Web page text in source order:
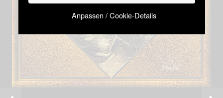
Anpassen / Cookie-Details